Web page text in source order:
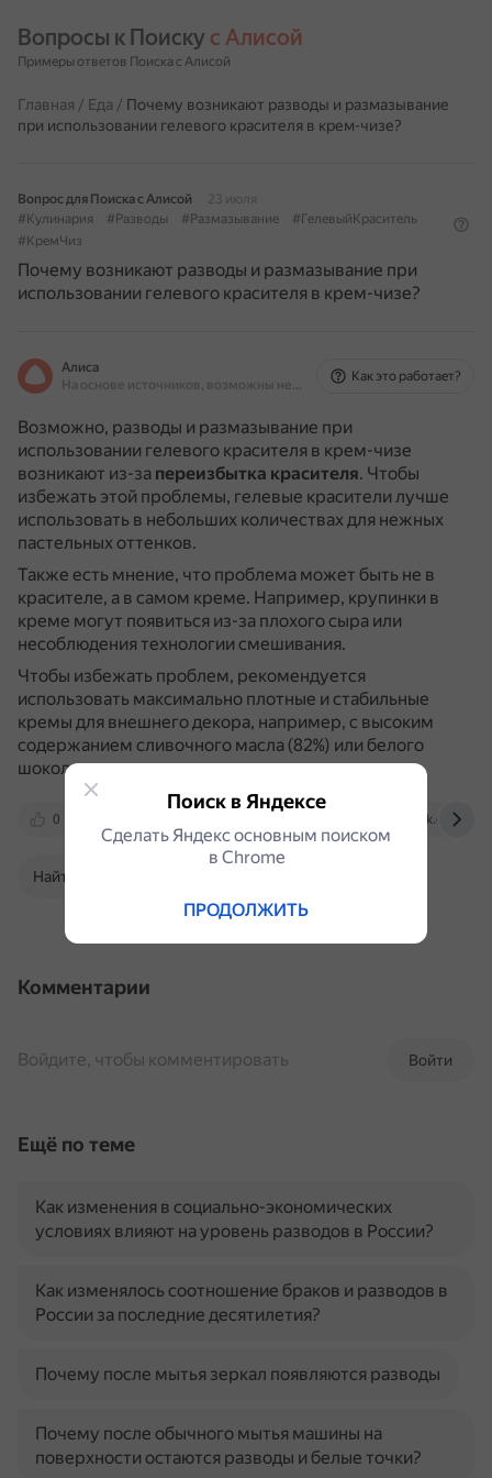
Вопросы к Поиску с Алисой
Примеры ответов Поиска с Алисой
Главная / Еда / Почему возникают разводы и размазывание
при использовании гелевого красителя в крем-чизе?
Вопрос для Поиска с Алисой
23 июля
#Кулинария
#Разводы #Размазывание
#ГелевыйКраситель
#КремЧиз
Почему возникают разводы и размазывание при
использовании гелевого красителя в крем-чизе?
Алиса
На основе источников, возможны неточности
Как это работает?
Возможно, разводы и размазывание при
использовании гелевого красителя в крем-чизе
возникают из-за переизбытка красителя. Чтобы
избежать этой проблемы, гелевые красители лучше
использовать в небольших количествах для нежных
пастельных оттенков.
Также есть мнение, что проблема может быть не в
красителе, а в самом креме. Например, крупинки в
креме могут появиться из-за плохого сыра или
несоблюдения технологии смешивания.
Чтобы избежать проблем, рекомендуется
использовать максимально плотные и стабильные
кремы для внешнего декора, например, с высоким
содержанием сливочного масла (82%) или белого
шоколада.
0 vk.com
Найти в Поиске
Комментарии
Войти
Войдите, чтобы комментировать
Ещё по теме
Как изменения в социально-экономических
условиях влияют на уровень разводов в России?
Как изменялось соотношение браков и разводов в
России за последние десятилетия?
Почему после мытья зеркал появляются разводы
Почему после обычного мытья машины на
поверхности остаются разводы и белые точки?
Поиск в Яндексе
Сделать Яндекс основным поиском
в Сhrome
ПРОДОЛЖИТЬ